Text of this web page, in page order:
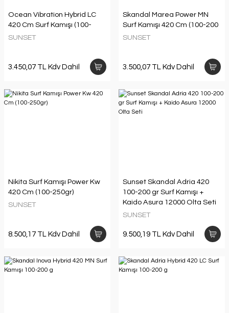
Ocean Vibration Hybrid LC
420 Cm Surf Kamışı (100-
SUNSET
3.450,07 TL Kdv Dahil
Skandal Marea Power MN
Surf Kamışı 420 Cm (100-200
SUNSET
3.500,07 TL Kdv Dahil
Nikita Surf Kamışı Power Kw
420 Cm (100-250gr)
SUNSET
8.500,17 TL Kdv Dahil
Sunset Skandal Adria 420
100-200 gr Surf Kamışı +
Kaido Asura 12000 Olta Seti
SUNSET
9.500,19 TL Kdv Dahil